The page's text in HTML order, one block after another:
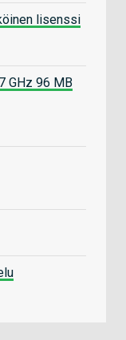
lisenssi
GHz 96 MB